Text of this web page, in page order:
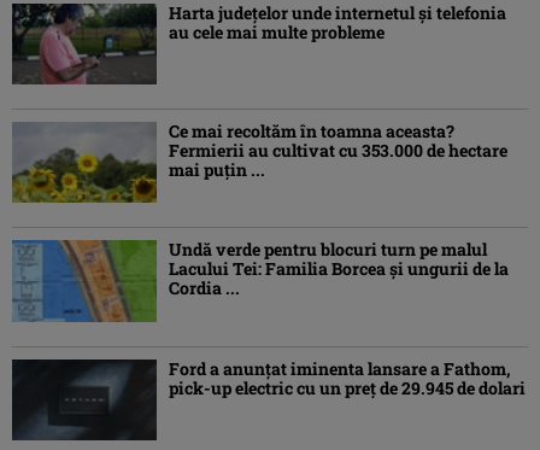
Harta județelor unde internetul și telefonia
au cele mai multe probleme
Ce mai recoltăm în toamna aceasta?
Fermierii au cultivat cu 353.000 de hectare
mai puțin ...
Undă verde pentru blocuri turn pe malul
Lacului Tei: Familia Borcea și ungurii de la
Cordia ...
Ford a anunțat iminenta lansare a Fathom,
pick-up electric cu un preț de 29.945 de dolari